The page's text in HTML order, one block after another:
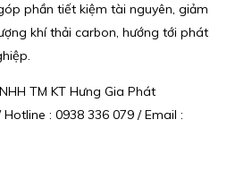
phần tiết kiệm tài nguyên, giảm
khí thải carbon, hướng tới phát
TM KT Hưng Gia Phát
: 0938 336 079 / Email :